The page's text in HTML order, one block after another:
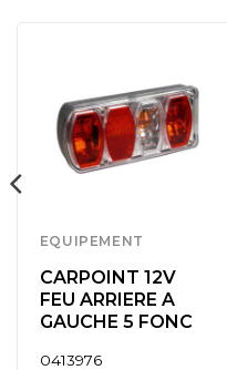
EQUIPEMENT
CARPOINT 12V
FEU ARRIERE A
GAUCHE 5 FONC
0413976